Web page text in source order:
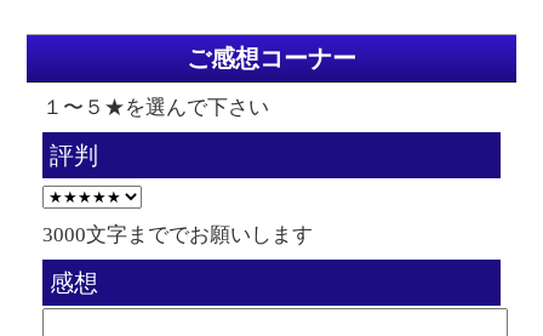
ご感想コーナー
１〜５★を選んで下さい
評判
3000文字まででお願いします
感想